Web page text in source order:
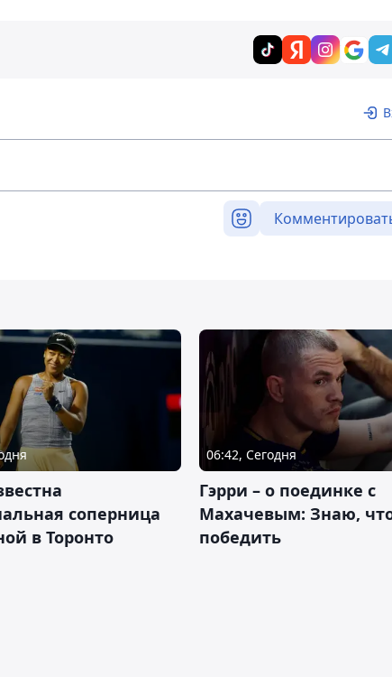
соперница
в Торонто
06:42, Сегодня
Гэрри – о поединке с
Махачевым: Знаю,
победить